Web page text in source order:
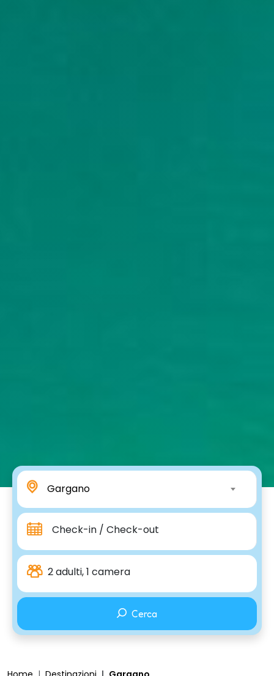
Gargano
Check-in / Check-out
2 adulti, 1 camera
Cerca